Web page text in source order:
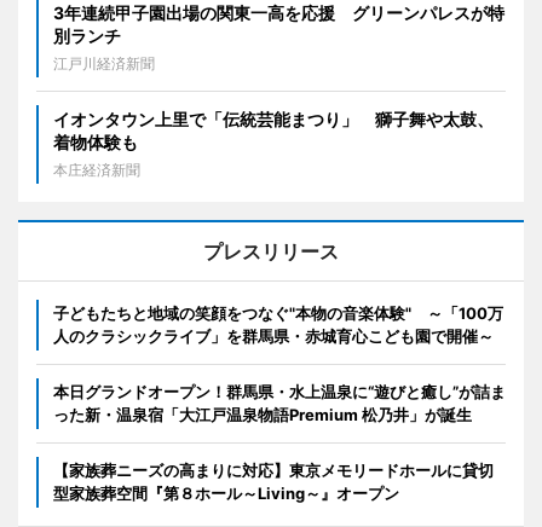
3年連続甲子園出場の関東一高を応援 グリーンパレスが特
別ランチ
江戸川経済新聞
イオンタウン上里で「伝統芸能まつり」 獅子舞や太鼓、
着物体験も
本庄経済新聞
プレスリリース
子どもたちと地域の笑顔をつなぐ"本物の音楽体験" ～「100万
人のクラシックライブ」を群馬県・赤城育心こども園で開催～
本日グランドオープン！群馬県・水上温泉に“遊びと癒し”が詰ま
った新・温泉宿「大江戸温泉物語Premium 松乃井」が誕生
【家族葬ニーズの高まりに対応】東京メモリードホールに貸切
型家族葬空間『第８ホール～Living～』オープン